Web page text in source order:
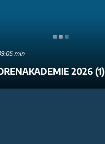
min
2026 (1)